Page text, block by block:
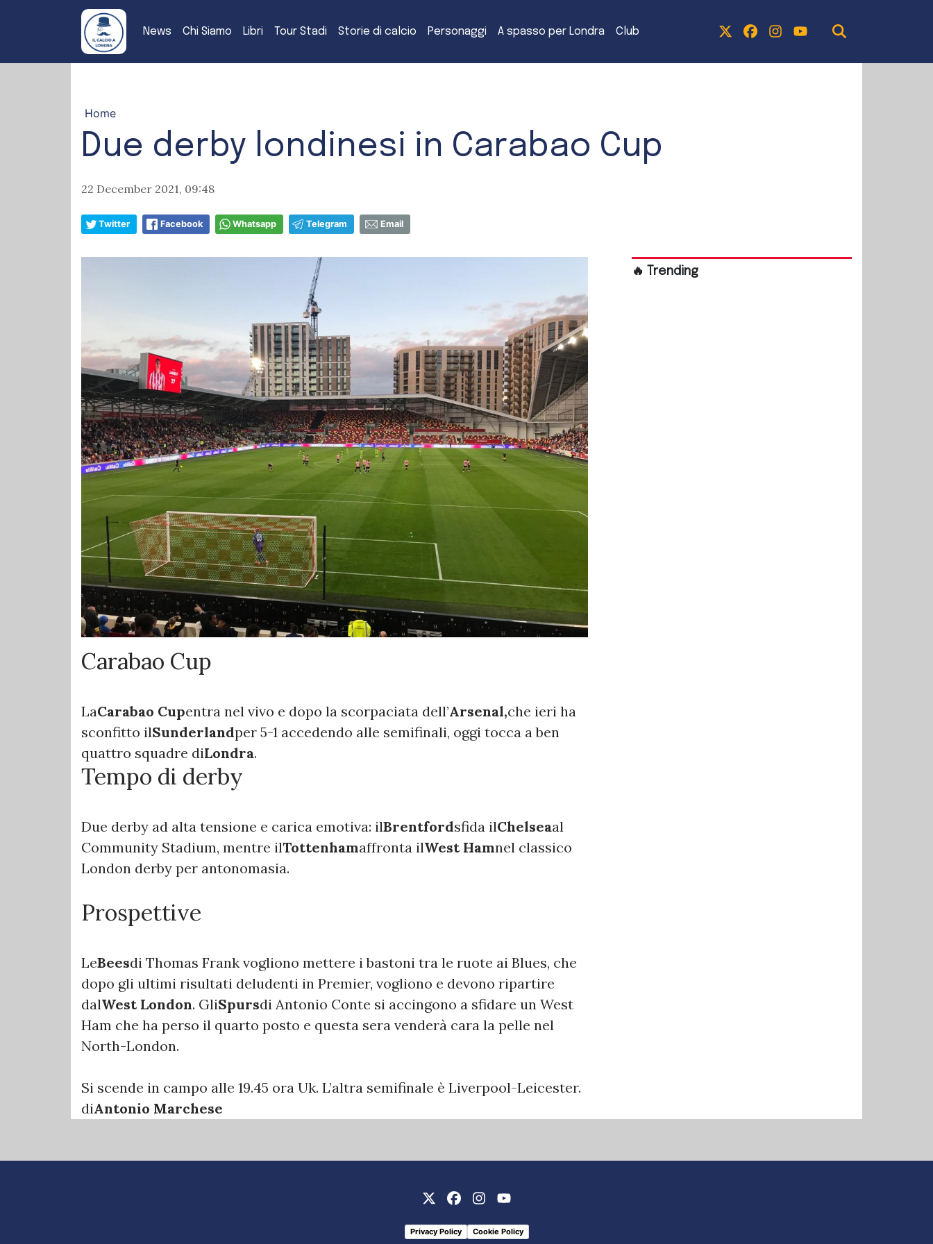
News Chi Siamo Libri Tour Stadi Storie di calcio Personaggi A spasso per Londra Club
Home
Due derby londinesi in Carabao Cup
22 December 2021, 09:48
Twitter Facebook Whatsapp Telegram Email
Carabao Cup
LaCarabao Cupentra nel vivo e dopo la scorpaciata dell’Arsenal,che ieri ha
sconfitto ilSunderlandper 5-1 accedendo alle semifinali, oggi tocca a ben
quattro squadre diLondra.
Tempo di derby
Due derby ad alta tensione e carica emotiva: ilBrentfordsfida ilChelseaal
Community Stadium, mentre ilTottenhamaffronta ilWest Hamnel classico
London derby per antonomasia.
Prospettive
LeBeesdi Thomas Frank vogliono mettere i bastoni tra le ruote ai Blues, che
dopo gli ultimi risultati deludenti in Premier, vogliono e devono ripartire
dalWest London. GliSpursdi Antonio Conte si accingono a sfidare un West
Ham che ha perso il quarto posto e questa sera venderà cara la pelle nel
North-London.
Si scende in campo alle 19.45 ora Uk. L’altra semifinale è Liverpool-Leicester.
diAntonio Marchese
🔥 Trending
Privacy Policy Cookie Policy